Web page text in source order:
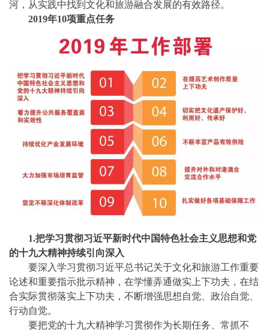
河，从实践中找到文化和旅游融合发展的有效路径。
2019年10项重点任务
1.把学习贯彻习近平新时代中国特色社会主义思想和党
的十九大精神持续引向深入
要深入学习贯彻习近平总书记关于文化和旅游工作重要
论述和重要指示批示精神，在学懂弄通做实上下功夫，在结
合实际贯彻落实上下功夫，不断增强思想自觉、政治自觉、
行动自觉。
要把党的十九大精神学习贯彻作为长期任务、常抓不